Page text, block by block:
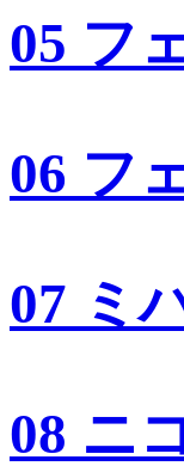
05 フ
06 フ
07 ミ
08 ニ